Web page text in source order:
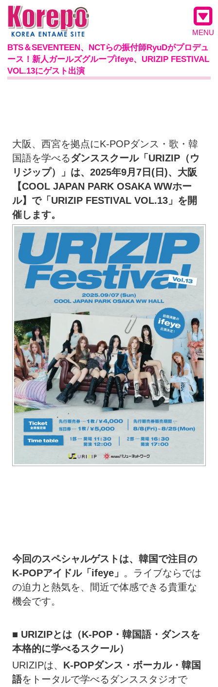
MENU
BTS＆SEVENTEEN、NCTらの振付師RyuDがプロデュ
ース！新人ガールズグループifeye、URIZIP FESTIVAL
VOL.13にゲスト出演
大阪、西宮を拠点にK-POPダンス・歌・韓
国語を学べるダンススクール「URIZIP（ウ
リジップ）」は、2025年9月7日(日)、大阪
【COOL JAPAN PARK OSAKA WWホー
ル】で「URIZIP FESTIVAL VOL.13」を開
催します。
今回のスペシャルゲストは、韓国で注目の
K-POPアイドル「ifeye」 。ライブならでは
の迫力と熱気を、間近で体感できる貴重な
機会です。
■ URIZIPとは（K-POP・韓国語・ダンスを
本格的に学べるスクール）
URIZIPは、 K-POPダンス・ボーカル・韓国
語をトータルで学べるダンススタジオで